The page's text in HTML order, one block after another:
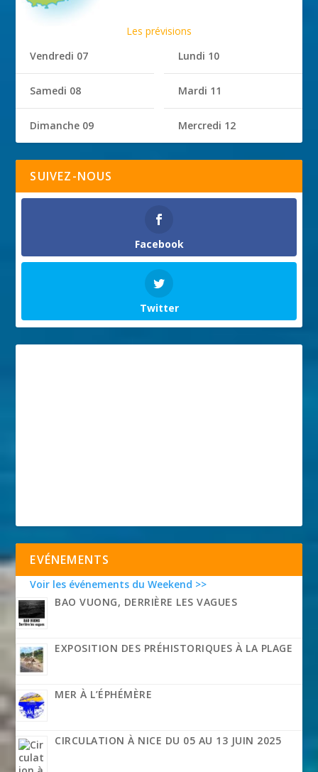
Les prévisions
Vendredi 07
Samedi 08
Dimanche 09
Lundi 10
Mardi 11
Mercredi 12
SUIVEZ-NOUS
Facebook
Twitter
EVÉNEMENTS
Voir les événements du Weekend >>
BAO VUONG, DERRIÈRE LES VAGUES
EXPOSITION DES PRÉHISTORIQUES À LA PLAGE
MER À L’ÉPHÉMÈRE
CIRCULATION À NICE DU 05 AU 13 JUIN 2025